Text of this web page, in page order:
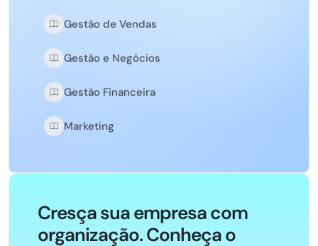
Gestão de Vendas
Gestão e Negócios
Gestão Financeira
Marketing
Cresça sua empresa com
organização. Conheça o